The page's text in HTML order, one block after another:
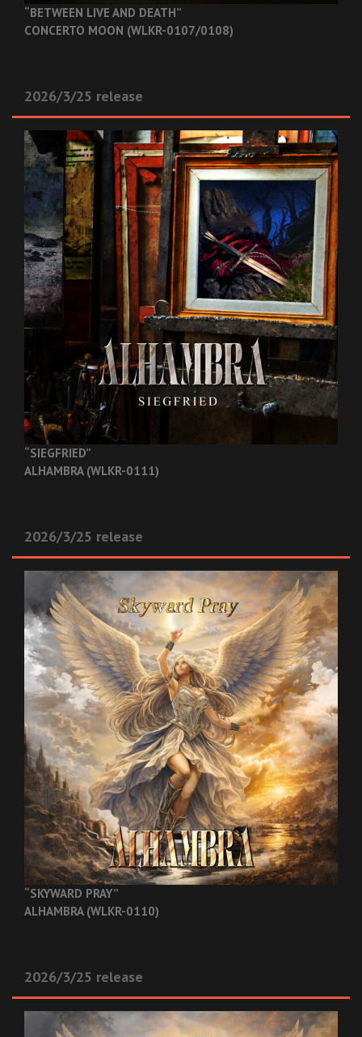
“BETWEEN LIVE AND DEATH”
CONCERTO MOON (WLKR-0107/0108)
2026/3/25 release
“SIEGFRIED”
ALHAMBRA (WLKR-0111)
2026/3/25 release
“SKYWARD PRAY”
ALHAMBRA (WLKR-0110)
2026/3/25 release